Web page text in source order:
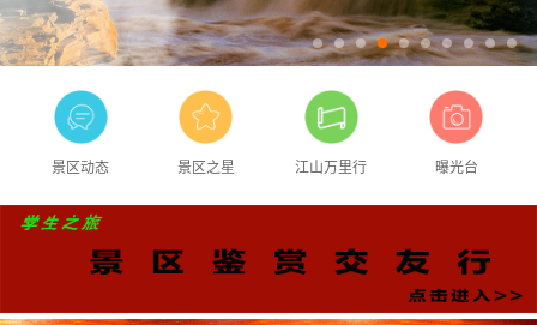
景区动态 景区之星 江山万里行 曝光台